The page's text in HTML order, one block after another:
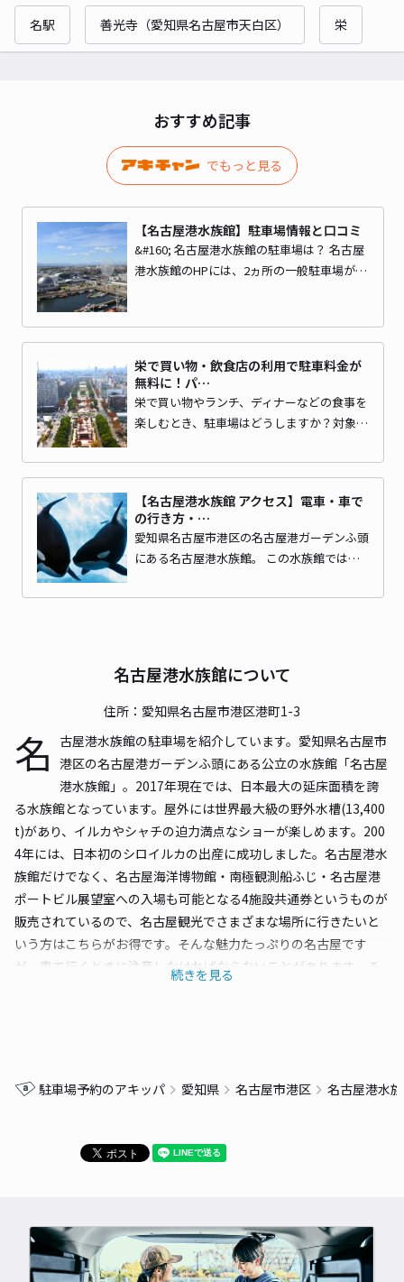
名駅 善光寺（愛知県名古屋市天白区） 栄
おすすめ記事
でもっと見る
【名古屋港水族館】駐車場情報と口コミ
&#160; 名古屋港水族館の駐車場は？ 名古屋
港水族館のHPには、2ヵ所の一般駐車場が…
栄で買い物・飲食店の利用で駐車料金が
無料に！パ…
栄で買い物やランチ、ディナーなどの食事を
楽しむとき、駐車場はどうしますか？対象…
【名古屋港水族館 アクセス】電車・車で
の行き方・…
愛知県名古屋市港区の名古屋港ガーデンふ頭
にある名古屋港水族館。 この水族館では…
名古屋港水族館について
住所：愛知県名古屋市港区港町1-3
名
古屋港水族館の駐車場を紹介しています。愛知県名古屋市
港区の名古屋港ガーデンふ頭にある公立の水族館「名古屋
港水族館」。2017年現在では、日本最大の延床面積を誇
る水族館となっています。屋外には世界最大級の野外水槽(13,400
t)があり、イルカやシャチの迫力満点なショーが楽しめます。200
4年には、日本初のシロイルカの出産に成功しました。名古屋港水
族館だけでなく、名古屋海洋博物館・南極観測船ふじ・名古屋港
ポートビル展望室への入場も可能となる4施設共通券というものが
販売されているので、名古屋観光でさまざまな場所に行きたいと
いう方はこちらがお得です。そんな魅力たっぷりの名古屋です
が、車で行くときに注意しなければならないことがあります。そ
に行き当たりばったりで焦る心配はありません。最大料金設定の
ある安い駐車場なので、駐車場料金を抑えたい方にもぴったりで
港水族館周辺以外にも、たくさんの駐車場情報が満載なので、調
続きを見る
駐車場予約のアキッパ 愛知県 名古屋市港区 名古屋港水